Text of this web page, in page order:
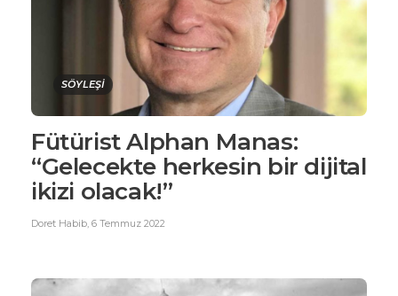
SÖYLEŞİ
Fütürist Alphan Manas:
“Gelecekte herkesin bir dijital
ikizi olacak!”
Doret Habib, 6 Temmuz 2022